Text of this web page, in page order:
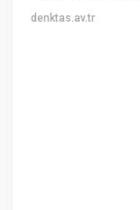
denktas.av.tr